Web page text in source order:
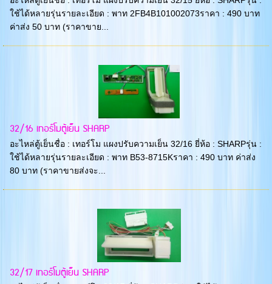
ใช้ได้หลายรุ่นรายละเอียด : พาท 2FB4B101002073ราคา : 490 บาท
ค่าส่ง 50 บาท (ราคาขาย...
32/16 เทอร์โมตู้เย็น SHARP
อะไหล่ตู้เย็นชื่อ : เทอร์โม แผงปรับความเย็น 32/16 ยี่ห้อ : SHARPรุ่น :
ใช้ได้หลายรุ่นรายละเอียด : พาท B53-8715Kราคา : 490 บาท ค่าส่ง
80 บาท (ราคาขายส่งจะ...
32/17 เทอร์โมตู้เย็น SHARP